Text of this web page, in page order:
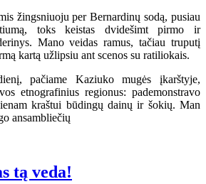
žingsniuoju per Bernardinų sodą, pusiau
toks keistas dvidešimt pirmo ir
Mano veidas ramus, tačiau truputį
kartą užlipsiu ant scenos su ratiliokais.
pačiame Kaziuko mugės įkarštyje,
etnografinius regionus: pademonstravo
kraštui būdingų dainų ir šokių. Man
ansambliečių
tą veda!